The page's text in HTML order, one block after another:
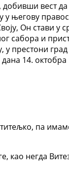
вест
у његову
Он стави у
сабора и
престони
14.
па
као негда